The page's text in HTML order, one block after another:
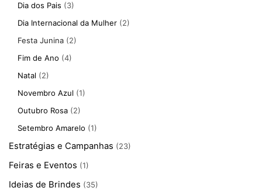
Dia dos Pais (3)
Dia Internacional da Mulher (2)
Festa Junina (2)
Fim de Ano (4)
Natal (2)
Novembro Azul (1)
Outubro Rosa (2)
Setembro Amarelo (1)
Estratégias e Campanhas (23)
Feiras e Eventos (1)
Ideias de Brindes (35)